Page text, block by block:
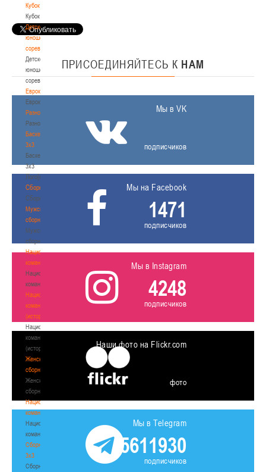
Кубок
Кубок
Детско-
юношеские
соревнования
Детско-
юношеские
соревнования
Еврокубки
Еврокубки
Разное
Разное
Баскетбол
3х3
Баскетбол
3х3
Лого[modid=121]
Сборные
Сборные
Мужские
сборные
Мужские
сборные
Национальная
команда
Национальная
команда
Национальная
команда
(история)
Национальная
команда
(история)
Женские
сборные
Женские
сборные
Национальная
команда
Национальная
команда
Сборные
3х3
Сборные
ПРИСОЕДИНЯЙТЕСЬ К НАМ
Мы в VK
подписчиков
Мы на Facebook
1471
подписчиков
Мы в Instagram
4248
подписчиков
Наши фото на Flickr.com
фото
Мы в Telegram
5611930
подписчиков